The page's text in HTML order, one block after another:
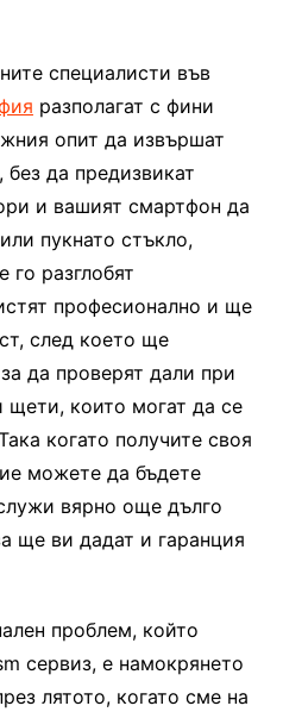
специалисти във
разполагат с фини
опит да извършат
да предизвикат
и вашият смартфон да
пукнато стъкло,
го разглобят
професионално и ще
след което ще
да проверят дали при
които могат да се
когато получите своя
можете да бъдете
вярно още дълго
ще ви дадат и гаранция
проблем, който
сервиз, е намокрянето
лятото, когато сме на